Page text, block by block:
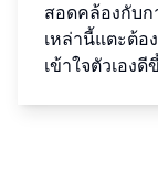
สอดคล้องกับ
เหล่านี้แตะต้อ
เข้าใจตัวเองดี